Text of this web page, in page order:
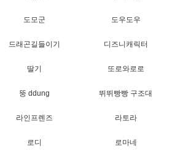
도모군 도우도우
드래곤길들이기 디즈니캐릭터
딸기 또로와로로
뚱 ddung 뛰뛰빵빵 구조대
라인프렌즈 라토라
로디 로마네